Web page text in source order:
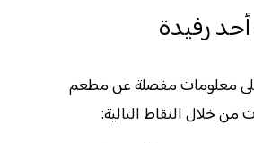
رفيدة
معلومات مفصلة عن مطعم
من خلال النقاط التالية: